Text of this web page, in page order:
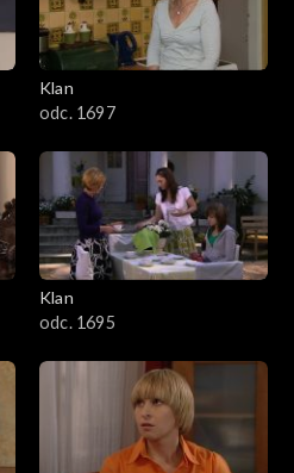
Klan
odc. 1697
Klan
odc. 1695